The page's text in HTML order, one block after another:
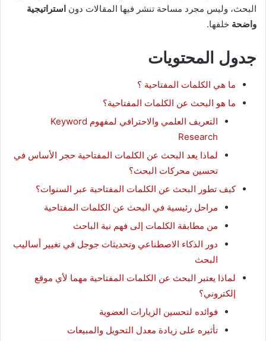
البحث، وليس مجرد مساحة تنشر فيها المقالات دون استراتيجية
واضحة خلفها.
جدول المحتويات
ما هي الكلمات المفتاحية ؟
ما هو البحث عن الكلمات المفتاحية؟
التعريف العلمي والاحترافي لمفهوم Keyword
Research
لماذا يعد البحث عن الكلمات المفتاحية حجر الأساس في
تحسين محركات البحث؟
كيف تطور البحث عن الكلمات المفتاحية عبر السنوات؟
مراحل رئيسية في البحث عن الكلمات المفتاحية
من مطابقة الكلمات إلى فهم نية الباحث
دور الذكاء الاصطناعي وتحديثات جوجل في تغيير أساليب
البحث
لماذا يعتبر البحث عن الكلمات المفتاحية مهما لأي موقع
إلكتروني؟
فوائده لتحسين الزيارات العضوية
تأثيره على زيادة معدل التحويل والمبيعات